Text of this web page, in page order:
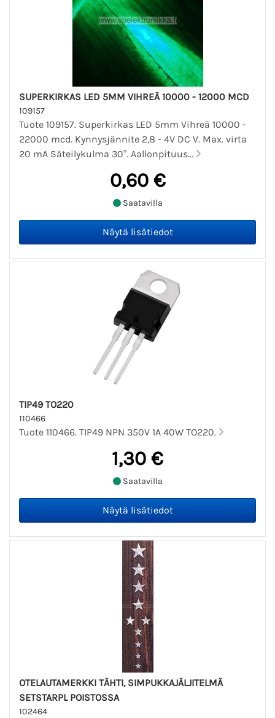
SUPERKIRKAS LED 5MM VIHREÄ 10000 - 12000 MCD
109157
Tuote 109157. Superkirkas LED 5mm Vihreä 10000 -
22000 mcd. Kynnysjännite 2,8 - 4V DC V. Max. virta
20 mA Säteilykulma 30°. Aallonpituus...
0,60 €
Saatavilla
TIP49 TO220
110466
Tuote 110466. TIP49 NPN 350V 1A 40W TO220.
1,30 €
Saatavilla
OTELAUTAMERKKI TÄHTI, SIMPUKKAJÄLJITELMÄ
SETSTARPL POISTOSSA
102464